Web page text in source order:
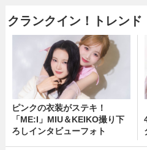
クランクイン！トレン
ピンクの衣装がステキ！
「ME:I」MIU＆KEIKO撮り下
ろしインタビューフォト